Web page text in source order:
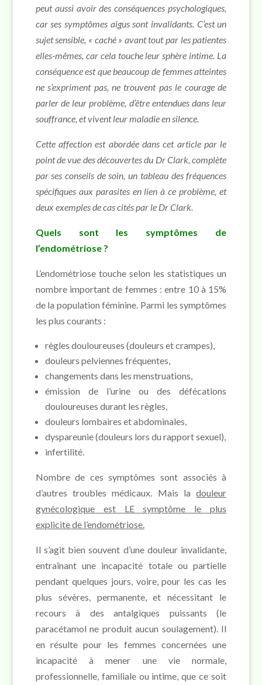
peut aussi avoir des conséquences psychologiques,
car ses symptômes aigus sont invalidants. C’est un
sujet sensible, « caché » avant tout par les patientes
elles-mêmes, car cela touche leur sphère intime. La
conséquence est que beaucoup de femmes atteintes
ne s’expriment pas, ne trouvent pas le courage de
parler de leur problème, d’être entendues dans leur
souffrance, et vivent leur maladie en silence.
Cette affection est abordée dans cet article par le
point de vue des découvertes du Dr Clark, complète
par ses conseils de soin, un tableau des fréquences
spécifiques aux parasites en lien à ce problème, et
deux exemples de cas cités par le Dr Clark.
Quels sont les symptômes de
l’endométriose ?
L’endométriose touche selon les statistiques un
nombre important de femmes : entre 10 à 15%
de la population féminine. Parmi les symptômes
les plus courants :
règles douloureuses (douleurs et crampes),
douleurs pelviennes fréquentes,
changements dans les menstruations,
émission de l’urine ou des défécations
douloureuses durant les règles,
douleurs lombaires et abdominales,
dyspareunie (douleurs lors du rapport sexuel),
infertilité.
Nombre de ces symptômes sont associés à
d’autres troubles médicaux. Mais ladouleur
gynécologique est LE symptôme le plus
explicite de l’endométriose.
Il s’agit bien souvent d’une douleur invalidante,
entraînant une incapacité totale ou partielle
pendant quelques jours, voire, pour les cas les
plus sévères, permanente, et nécessitant le
recours à des antalgiques puissants (le
paracétamol ne produit aucun soulagement). Il
en résulte pour les femmes concernées une
incapacité à mener une vie normale,
professionnelle, familiale ou intime, que ce soit